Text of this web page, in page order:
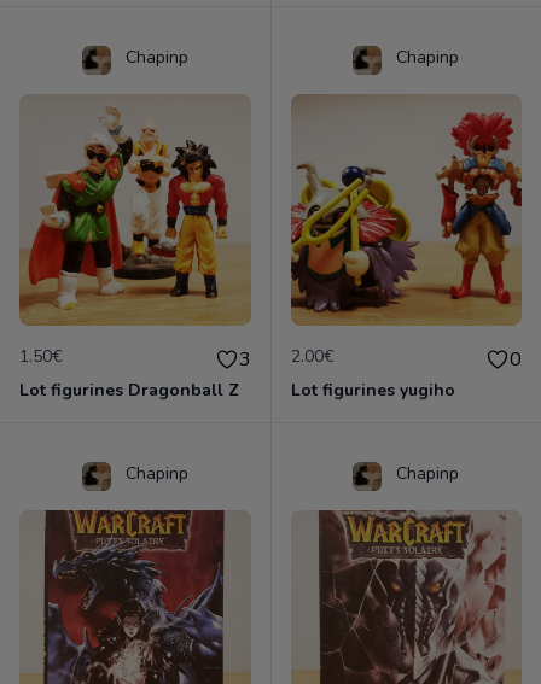
Chapinp
1.50€ 3
Lot figurines Dragonball Z
Chapinp
2.00€ 0
Lot figurines yugiho
Chapinp Chapinp